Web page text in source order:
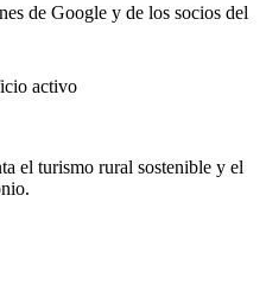
de Google y de los socios del
activo
el turismo rural sostenible y el